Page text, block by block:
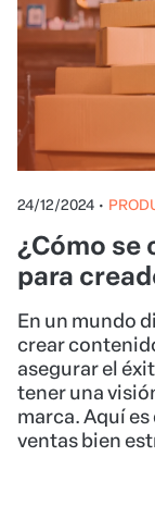
24/12/2024 •
¿Cómo se
para
En un mundo
crear
asegurar el
tener una
marca. Aquí
ventas bien